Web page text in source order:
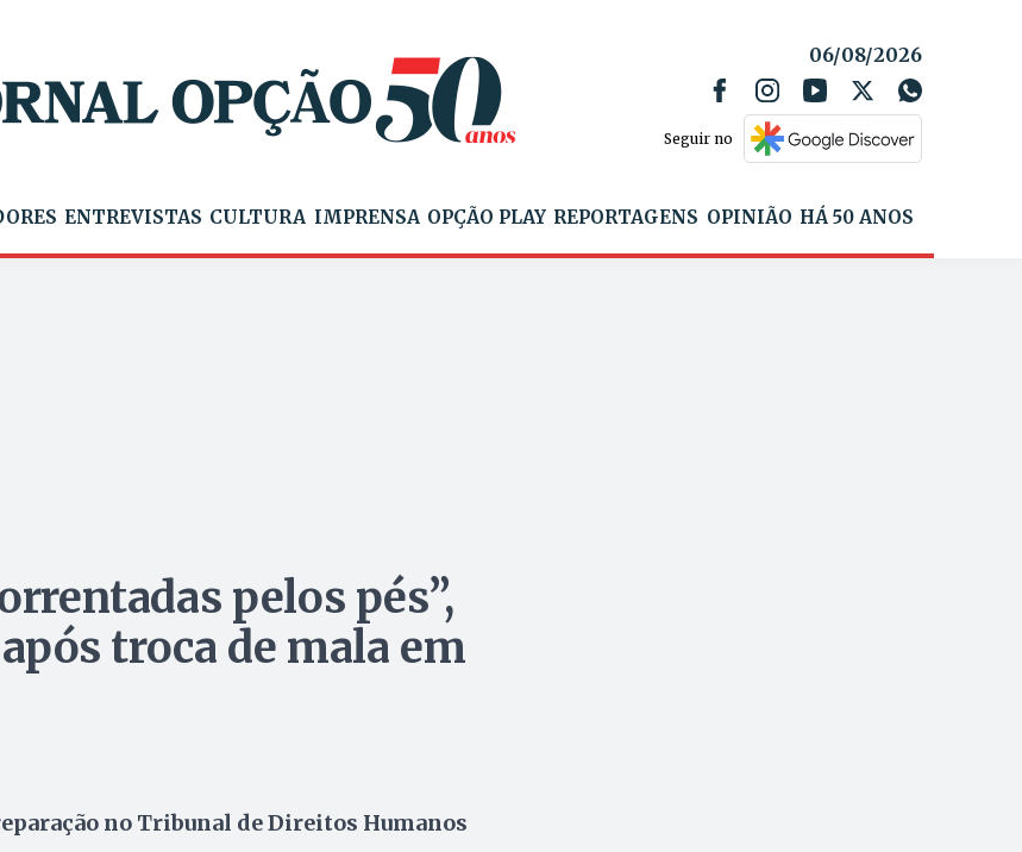
06/08/2026
Seguir no
ENTREVISTAS CULTURA IMPRENSA OPÇÃO PLAY REPORTAGENS OPINIÃO HÁ 50 ANOS
pelos pés”,
troca de mala em
no Tribunal de Direitos Humanos